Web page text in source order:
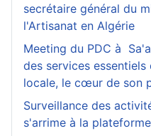
secrétaire général du
l'Artisanat en Algérie
Meeting du PDC à
des services
locale, le cœur de son
Surveillance des
s'arrime à la